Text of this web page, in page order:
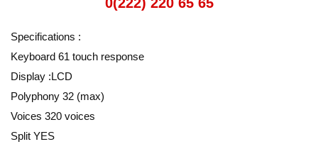
Specifications :
Keyboard 61 touch response
Display :LCD
Polyphony 32 (max)
Voices 320 voices
Split YES